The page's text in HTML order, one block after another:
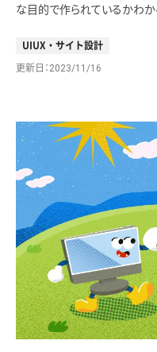
な目的で作られているかわか
UIUX・サイト設計
更新日 2023/11/16